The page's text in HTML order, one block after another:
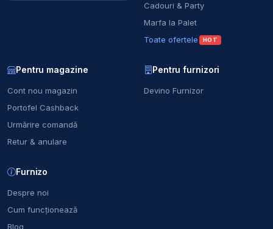
Cadouri & Party
Marfa la Palet
Toate ofertele
HOT
Pentru magazine
Cont nou magazin
Portofel Cashback
Urmărire comandă
Retur & anulare
Pentru furnizori
Devino Furnizor
Furnizo
Despre noi
Cum funcționează
Blog